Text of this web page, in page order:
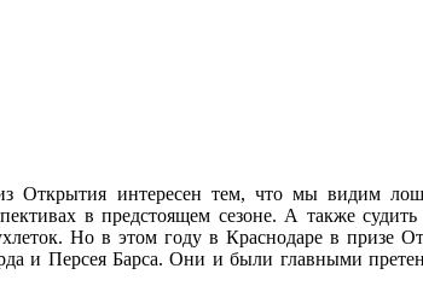
Открытия интересен тем, что мы видим
в предстоящем сезоне. А также
Но в этом году в Краснодаре в призе
и Персея Барса. Они и были главными